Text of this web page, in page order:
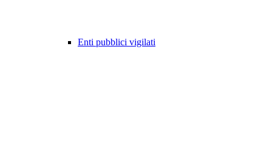
Enti pubblici vigilati